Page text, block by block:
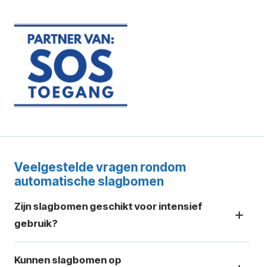
Veelgestelde vragen rondom
automatische slagbomen
Zijn slagbomen geschikt voor intensief
gebruik?
Kunnen slagbomen op